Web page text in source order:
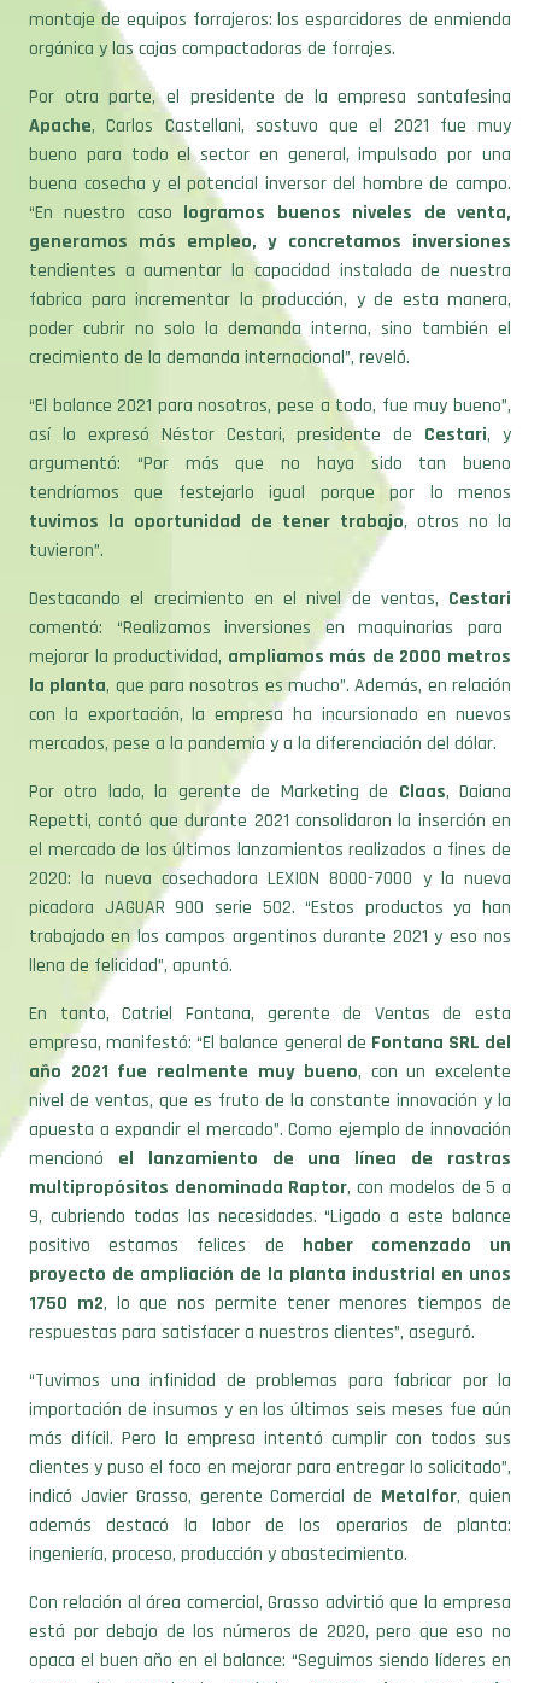
montaje de equipos forrajeros: los esparcidores de enmienda
orgánica y las cajas compactadoras de forrajes.
Por otra parte, el presidente de la empresa santafesina
Apache, Carlos Castellani, sostuvo que el 2021 fue muy
bueno para todo el sector en general, impulsado por una
buena cosecha y el potencial inversor del hombre de campo.
“En nuestro caso logramos buenos niveles de venta,
generamos más empleo, y concretamos inversiones
tendientes a aumentar la capacidad instalada de nuestra
fabrica para incrementar la producción, y de esta manera,
poder cubrir no solo la demanda interna, sino también el
crecimiento de la demanda internacional”, reveló.
“El balance 2021 para nosotros, pese a todo, fue muy bueno”,
así lo expresó Néstor Cestari, presidente de Cestari, y
argumentó: “Por más que no haya sido tan bueno
tendríamos que festejarlo igual porque por lo menos
tuvimos la oportunidad de tener trabajo, otros no la
tuvieron”.
Destacando el crecimiento en el nivel de ventas, Cestari
comentó: “Realizamos inversiones en maquinarias para
mejorar la productividad, ampliamos más de 2000 metros
la planta, que para nosotros es mucho”. Además, en relación
con la exportación, la empresa ha incursionado en nuevos
mercados, pese a la pandemia y a la diferenciación del dólar.
Por otro lado, la gerente de Marketing de Claas, Daiana
Repetti, contó que durante 2021 consolidaron la inserción en
el mercado de los últimos lanzamientos realizados a fines de
2020: la nueva cosechadora LEXION 8000-7000 y la nueva
picadora JAGUAR 900 serie 502. “Estos productos ya han
trabajado en los campos argentinos durante 2021 y eso nos
llena de felicidad”, apuntó.
En tanto, Catriel Fontana, gerente de Ventas de esta
empresa, manifestó: “El balance general de Fontana SRL del
año 2021 fue realmente muy bueno, con un excelente
nivel de ventas, que es fruto de la constante innovación y la
apuesta a expandir el mercado”. Como ejemplo de innovación
mencionó el lanzamiento de una línea de rastras
multipropósitos denominada Raptor, con modelos de 5 a
9, cubriendo todas las necesidades. “Ligado a este balance
positivo estamos felices de haber comenzado un
proyecto de ampliación de la planta industrial en unos
1750 m2, lo que nos permite tener menores tiempos de
respuestas para satisfacer a nuestros clientes”, aseguró.
“Tuvimos una infinidad de problemas para fabricar por la
importación de insumos y en los últimos seis meses fue aún
más difícil. Pero la empresa intentó cumplir con todos sus
clientes y puso el foco en mejorar para entregar lo solicitado”,
indicó Javier Grasso, gerente Comercial de Metalfor, quien
además destacó la labor de los operarios de planta:
ingeniería, proceso, producción y abastecimiento.
Con relación al área comercial, Grasso advirtió que la empresa
está por debajo de los números de 2020, pero que eso no
opaca el buen año en el balance: “Seguimos siendo líderes en